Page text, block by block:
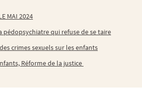
MAI 2024
pédopsychiatre qui refuse de se taire
crimes sexuels sur les enfants
Réforme de la justice